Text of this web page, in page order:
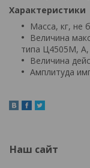
Характеристики
Масса, кг, не
Величина
типа Ц4505М, А,
Величина
Амплитуда
Наш сайт